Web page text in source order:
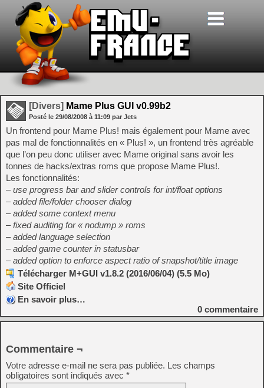
[Divers] Mame Plus GUI v0.99b2
Posté le 29/08/2008 à 11:09 par Jets
Un frontend pour Mame Plus! mais également pour Mame avec
pas mal de fonctionnalités en « Plus! », un frontend très agréable
que l’on peu donc utiliser avec Mame original sans avoir les
tonnes de hacks/extras roms que propose Mame Plus!.
Les fonctionnalités:
– use progress bar and slider controls for int/float options
– added file/folder chooser dialog
– added some context menu
– fixed auditing for « nodump » roms
– added language selection
– added game counter in statusbar
– added option to enforce aspect ratio of snapshot/title image
Télécharger M+GUI v1.8.2 (2016/06/04) (5.5 Mo)
Site Officiel
En savoir plus…
0 commentaire
Commentaire ¬
Votre adresse e-mail ne sera pas publiée. Les champs
obligatoires sont indiqués avec *